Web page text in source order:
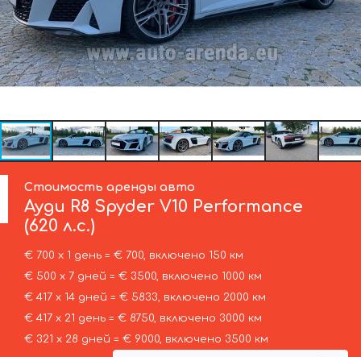
Стоимость аренды авто
Ауди R8 Spyder V10 Performance
(620 л.с.)
€ 700 х 1 день = € 700, включено 150 км
€ 500 х 7 дней = € 3500, включено 1000 км
€ 417 х 14 дней = € 5833, включено 2000 км
€ 417 х 21 день = € 8750, включено 3000 км
€ 321 х 28 дней = € 9000, включено 3500 км